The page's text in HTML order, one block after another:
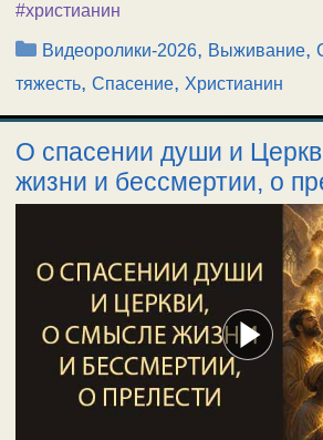
#христианин
Рубрики
Видеоролики-2026, Выживание,
тяжесть, Спасение, Христианин
О спасении души и
жизни и бессмертии, о